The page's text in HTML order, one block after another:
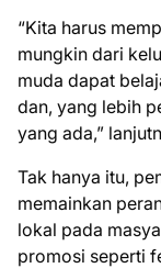
“Kita harus
mungkin dari
muda dapat
dan, yang lebih
yang ada,”
Tak hanya itu,
memainkan
lokal pada
promosi seperti